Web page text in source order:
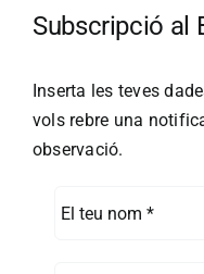
Subscripció al
Inserta les teves
vols rebre una
observació.